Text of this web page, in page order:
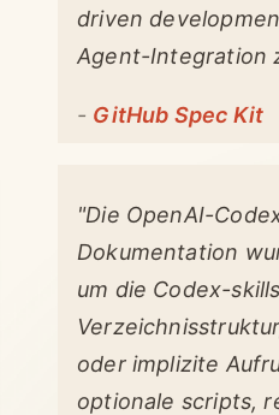
driven
Agent-Integration
- GitHub Spec Kit
"Die OpenAI-
Dokumentation
um die Codex-
oder implizite
optionale scripts,